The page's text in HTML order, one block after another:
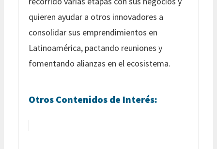
quieren ayudar a otros innovadores a
consolidar sus emprendimientos en
Latinoamérica, pactando reuniones y
fomentando alianzas en el ecosistema.
Otros Contenidos de Interés: